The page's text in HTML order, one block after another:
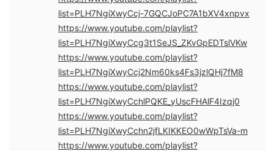
list=PLH7NgiXwyCcj-7GQCJoPC7A1bXV4xnpvx
https://www.youtube.com/playlist?
list=PLH7NgiXwyCcg3t1SeJS_ZKvGpEDTslVKw
https://www.youtube.com/playlist?
list=PLH7NgiXwyCcj2Nm60ks4Fs3jzlQHj7fM8
https://www.youtube.com/playlist?
list=PLH7NgiXwyCchlPQKE_yUscFHAlF4Izqj0
https://www.youtube.com/playlist?
list=PLH7NgiXwyCchn2jfLKIKKEO0wWpTsVa-m
https://www.youtube.com/playlist?